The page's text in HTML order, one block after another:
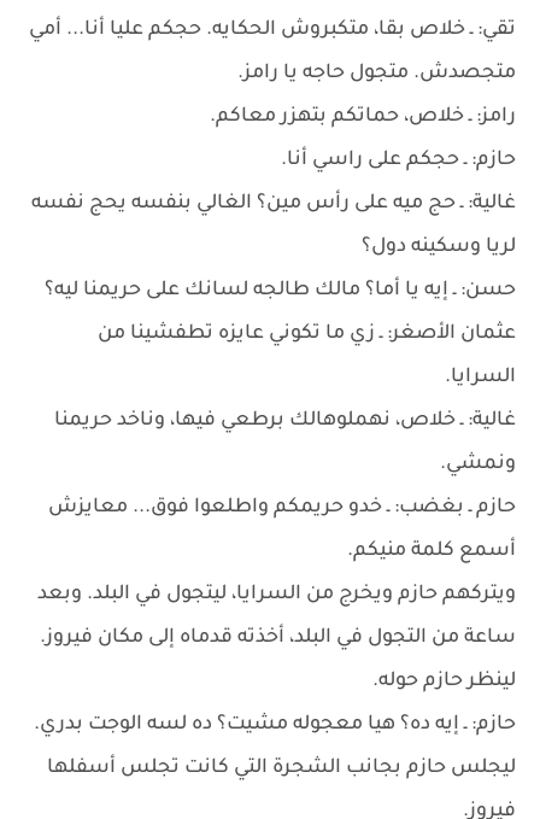
تقي: ـ خلاص بقا، متكبروش الحكايه. حجكم عليا أنا... أمي
متجصدش. متجول حاجه يا رامز.
رامز: ـ خلاص، حماتكم بتهزر معاكم.
حازم: ـ حجكم على راسي أنا.
غالية: ـ حج ميه على رأس مين؟ الغالي بنفسه يحج نفسه
لريا وسكينه دول؟
حسن: ـ إيه يا أما؟ مالك طالجه لسانك على حريمنا ليه؟
عثمان الأصغر: ـ زي ما تكوني عايزه تطفشينا من
السرايا.
غالية: ـ خلاص، نهملوهالك برطعي فيها، وناخد حريمنا
ونمشي.
حازم ـ بغضب: ـ خدو حريمكم واطلعوا فوق... معايزش
أسمع كلمة منيكم.
ويتركهم حازم ويخرج من السرايا، ليتجول في البلد. وبعد
ساعة من التجول في البلد، أخذته قدماه إلى مكان فيروز.
لينظر حازم حوله.
حازم: ـ إيه ده؟ هيا معجوله مشيت؟ ده لسه الوجت بدري.
ليجلس حازم بجانب الشجرة التي كانت تجلس أسفلها
فيروز.